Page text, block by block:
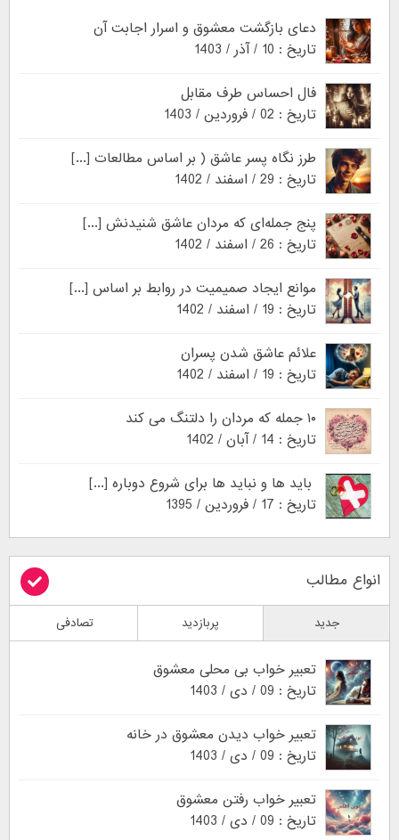
دعای بازگشت معشوق و اسرار اجابت آن
تاریخ : 10 / آذر / 1403
فال احساس طرف مقابل
تاریخ : 02 / فروردین / 1403
طرز نگاه پسر عاشق ( بر اساس مطالعات [...]
تاریخ : 29 / اسفند / 1402
پنج جمله‌ای که مردان عاشق شنیدنش [...]
تاریخ : 26 / اسفند / 1402
موانع ایجاد صمیمیت در روابط بر اساس [...]
تاریخ : 19 / اسفند / 1402
علائم عاشق شدن پسران
تاریخ : 19 / اسفند / 1402
۱۰ جمله که مردان را دلتنگ می کند
تاریخ : 14 / آبان / 1402
باید ها و نباید ها برای شروع دوباره [...]
تاریخ : 17 / فروردین / 1395
انواع مطالب
جدید پربازدید تصادفی
تعبیر خواب بی محلی معشوق
تاریخ : 09 / دی / 1403
تعبیر خواب دیدن معشوق در خانه
تاریخ : 09 / دی / 1403
تعبیر خواب رفتن معشوق
تاریخ : 09 / دی / 1403